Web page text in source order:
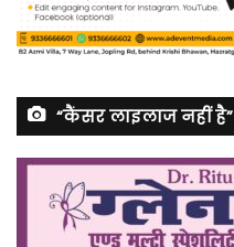
“कैंसर लाइलाज नहीं है”